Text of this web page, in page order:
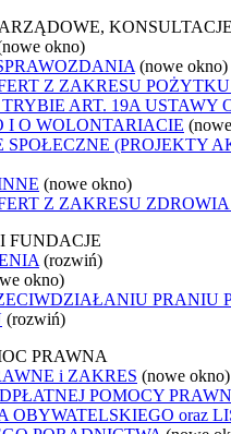
okno)
(nowe okno)
Z ZAKRESU
ART. 19A
I O WOLONTARIACIE
SPOŁECZNE (PROJEKTY
(nowe okno)
Z ZAKRESU
FUNDACJE
(rozwiń)
okno)
PRANIU
(rozwiń)
PRAWNA
i ZAKRES (nowe okno)
POMOCY
OBYWATELSKIEGO oraz